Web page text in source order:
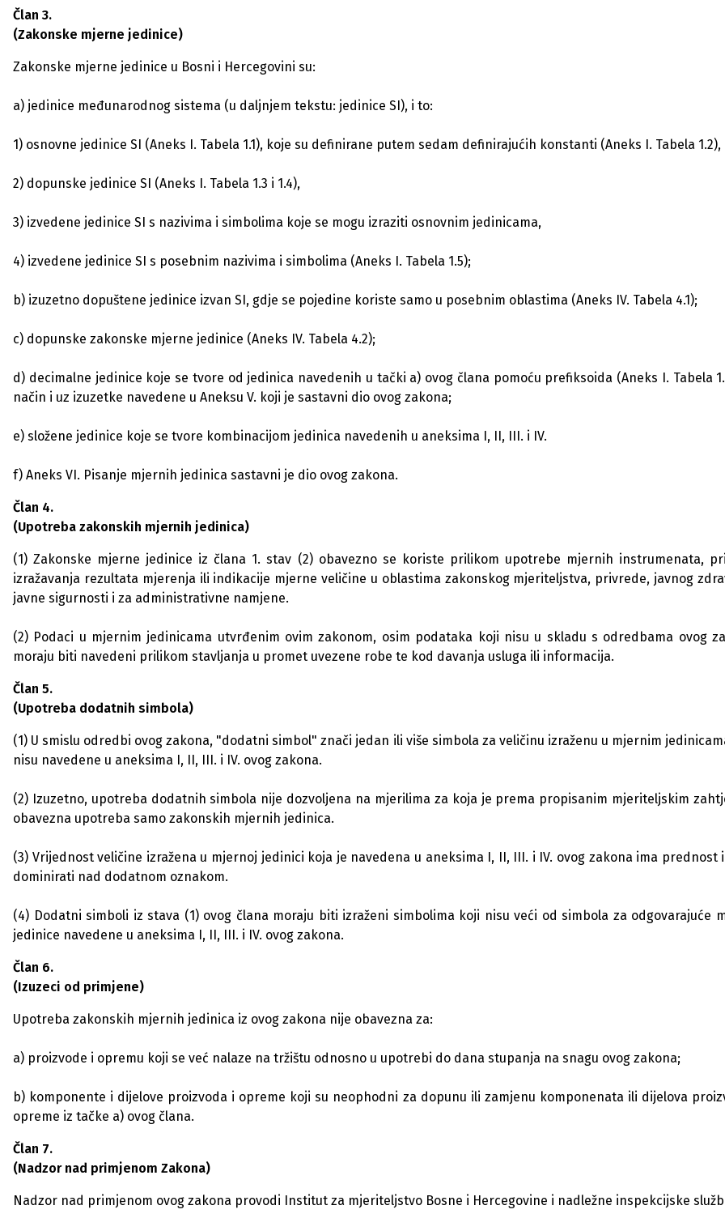
Član 3.
(Zakonske mjerne jedinice)
Zakonske mjerne jedinice u Bosni i Hercegovini su:
a) jedinice međunarodnog sistema (u daljnjem tekstu: jedinice SI), i to:
1) osnovne jedinice SI (Aneks I. Tabela 1.1), koje su definirane putem sedam definirajućih konstanti (Aneks I. Tabela 1.2),
2) dopunske jedinice SI (Aneks I. Tabela 1.3 i 1.4),
3) izvedene jedinice SI s nazivima i simbolima koje se mogu izraziti osnovnim jedinicama,
4) izvedene jedinice SI s posebnim nazivima i simbolima (Aneks I. Tabela 1.5);
b) izuzetno dopuštene jedinice izvan SI, gdje se pojedine koriste samo u posebnim oblastima (Aneks IV. Tabela 4.1);
c) dopunske zakonske mjerne jedinice (Aneks IV. Tabela 4.2);
d) decimalne jedinice koje se tvore od jedinica navedenih u tački a) ovog člana pomoću prefiksoida (Aneks I. Tabela
način i uz izuzetke navedene u Aneksu V. koji je sastavni dio ovog zakona;
e) složene jedinice koje se tvore kombinacijom jedinica navedenih u aneksima I, II, III. i IV.
f) Aneks VI. Pisanje mjernih jedinica sastavni je dio ovog zakona.
Član 4.
(Upotreba zakonskih mjernih jedinica)
(1) Zakonske mjerne jedinice iz člana 1. stav (2) obavezno se koriste prilikom upotrebe mjernih instrumenata,
izražavanja rezultata mjerenja ili indikacije mjerne veličine u oblastima zakonskog mjeriteljstva, privrede, javnog
javne sigurnosti i za administrativne namjene.
(2) Podaci u mjernim jedinicama utvrđenim ovim zakonom, osim podataka koji nisu u skladu s odredbama ovog
moraju biti navedeni prilikom stavljanja u promet uvezene robe te kod davanja usluga ili informacija.
Član 5.
(Upotreba dodatnih simbola)
(1) U smislu odredbi ovog zakona, "dodatni simbol" znači jedan ili više simbola za veličinu izraženu u mjernim
nisu navedene u aneksima I, II, III. i IV. ovog zakona.
(2) Izuzetno, upotreba dodatnih simbola nije dozvoljena na mjerilima za koja je prema propisanim mjeriteljskim
obavezna upotreba samo zakonskih mjernih jedinica.
(3) Vrijednost veličine izražena u mjernoj jedinici koja je navedena u aneksima I, II, III. i IV. ovog zakona ima prednost
dominirati nad dodatnom oznakom.
(4) Dodatni simboli iz stava (1) ovog člana moraju biti izraženi simbolima koji nisu veći od simbola za odgovarajuće
jedinice navedene u aneksima I, II, III. i IV. ovog zakona.
Član 6.
(Izuzeci od primjene)
Upotreba zakonskih mjernih jedinica iz ovog zakona nije obavezna za:
a) proizvode i opremu koji se već nalaze na tržištu odnosno u upotrebi do dana stupanja na snagu ovog zakona;
b) komponente i dijelove proizvoda i opreme koji su neophodni za dopunu ili zamjenu komponenata ili dijelova
opreme iz tačke a) ovog člana.
Član 7.
(Nadzor nad primjenom Zakona)
Nadzor nad primjenom ovog zakona provodi Institut za mjeriteljstvo Bosne i Hercegovine i nadležne inspekcijske